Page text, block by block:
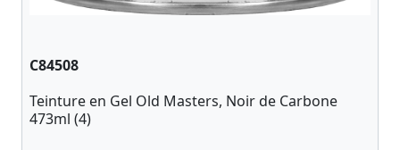
C84508
Teinture en Gel Old Masters, Noir de Carbone
473ml (4)